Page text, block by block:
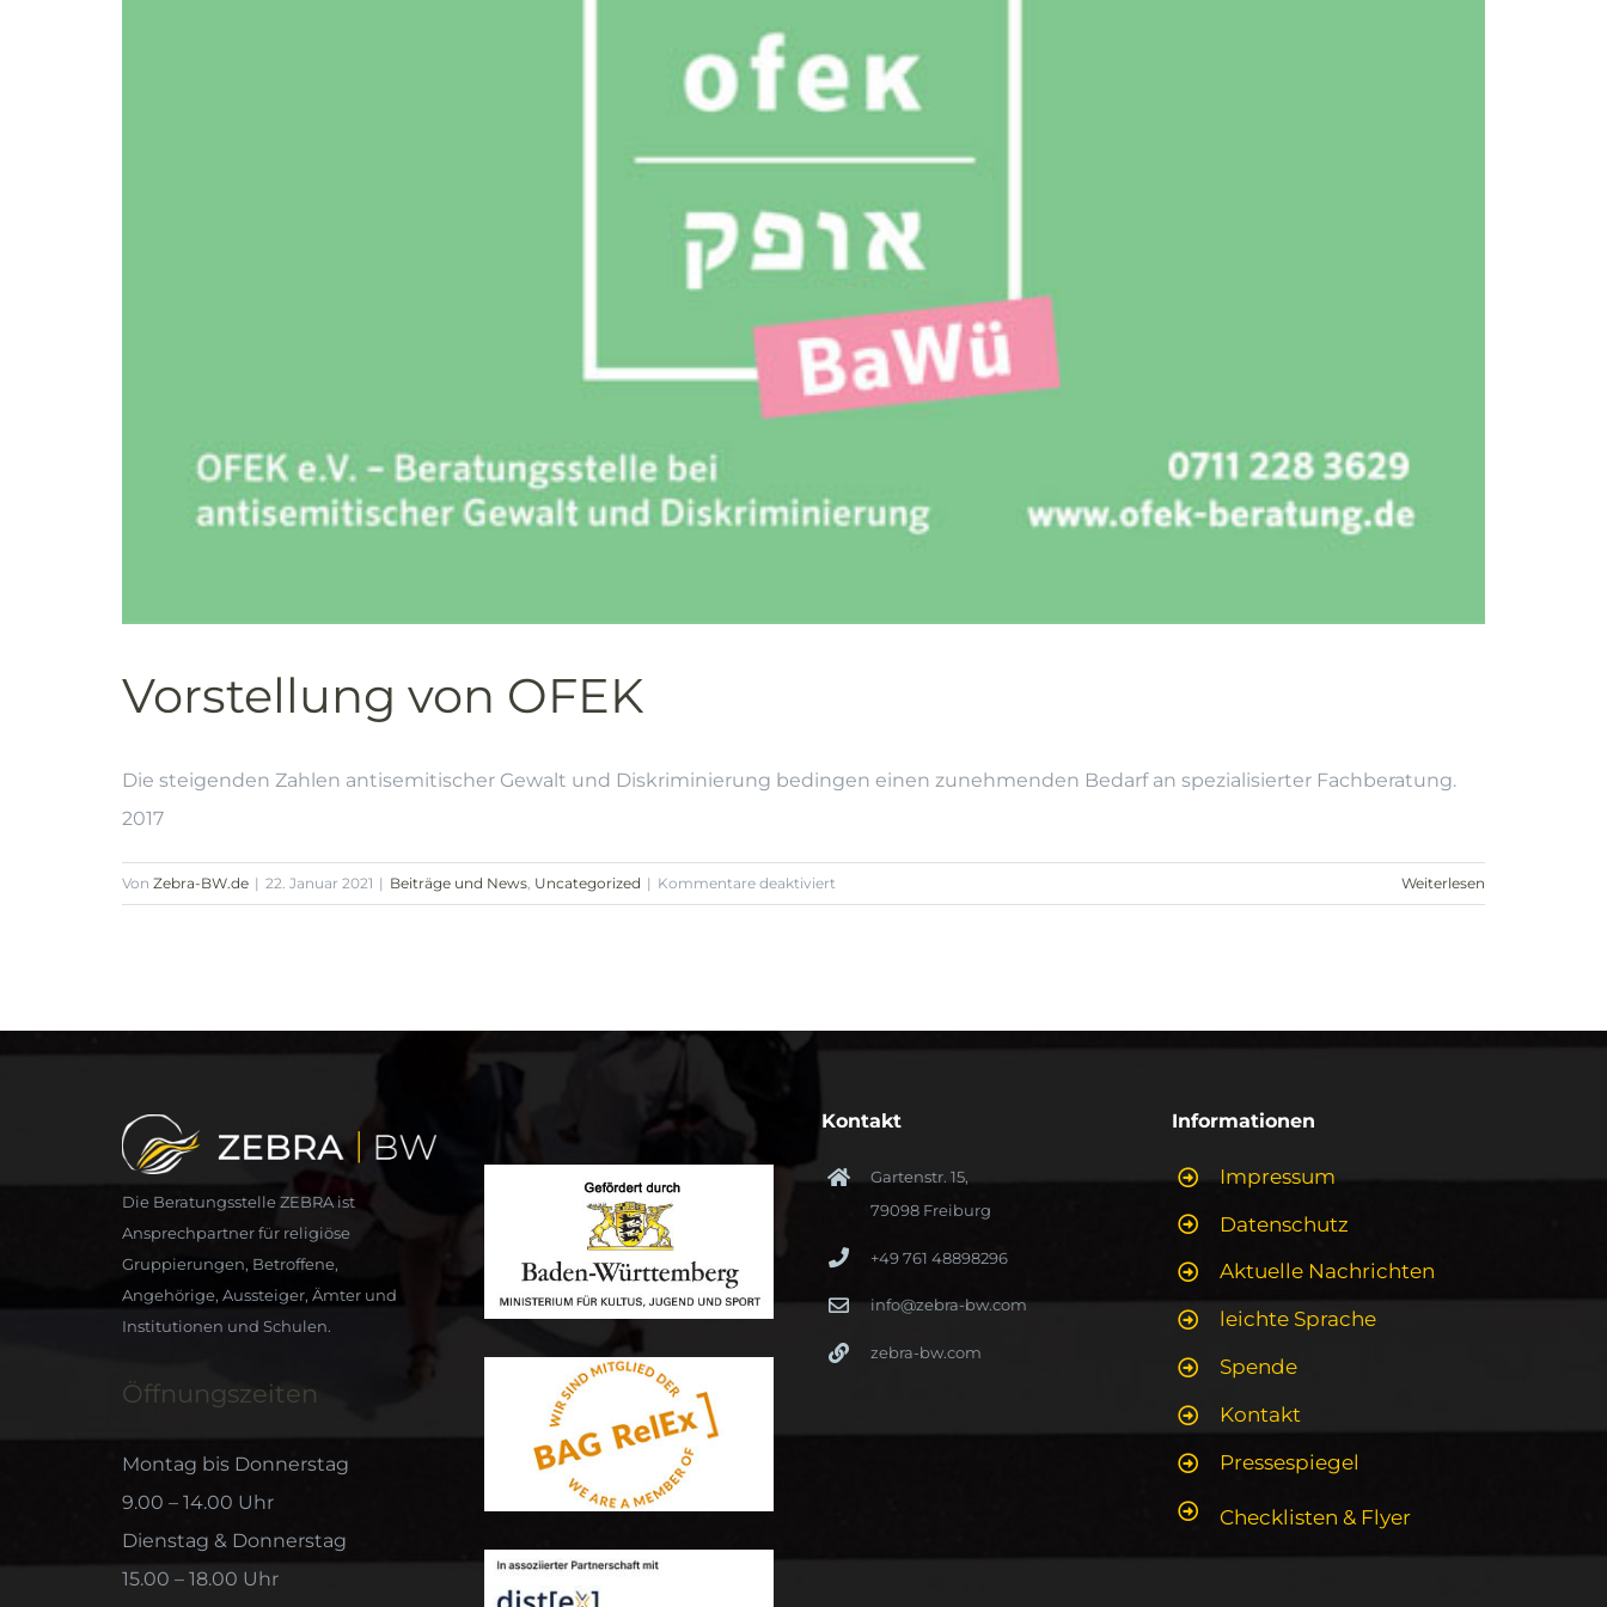
Vorstellung von OFEK
Die steigenden Zahlen antisemitischer Gewalt und Diskriminierung bedingen einen zunehmenden Bedarf an spezialisierter Fachberatung.
2017
Von Zebra-BW.de | 22. Januar 2021 | Beiträge und News Uncategorized | Kommentare deaktiviert
Vorstellung
Weiterlesen
Die Beratungsstelle ZEBRA ist
Ansprechpartner für religiöse
Gruppierungen, Betroffene,
Angehörige, Aussteiger, Ämter und
Institutionen und Schulen.
Öffnungszeiten
Montag bis Donnerstag
9.00 – 14.00 Uhr
Dienstag & Donnerstag
15.00 – 18.00 Uhr
Kontakt
Gartenstr. 15,
79098 Freiburg
+49 761 48898296
info@zebra-bw.com
zebra-bw.com
Informationen
Impressum
Datenschutz
Aktuelle Nachrichten
leichte Sprache
Spende
Kontakt
Pressespiegel
Checklisten & Flyer